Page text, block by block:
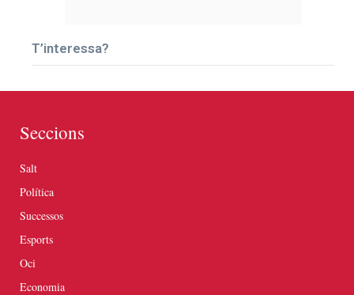
T’interessa?
Seccions
Salt
Política
Successos
Esports
Oci
Economia